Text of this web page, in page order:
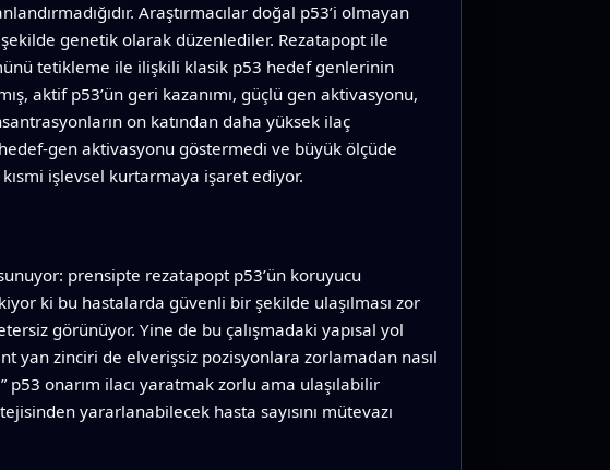
Araştırmacılar doğal p53’i olmayan
genetik olarak düzenlediler. Rezatapopt ile
tetikleme ile ilişkili klasik p53 hedef genlerinin
aktif p53’ün geri kazanımı, güçlü gen aktivasyonu,
on katından daha yüksek ilaç
gen aktivasyonu göstermedi ve büyük ölçüde
işlevsel kurtarmaya işaret ediyor.
prensipte rezatapopt p53’ün koruyucu
ki bu hastalarda güvenli bir şekilde ulaşılması zor
görünüyor. Yine de bu çalışmadaki yapısal yol
yan zinciri de elverişsiz pozisyonlara zorlamadan nasıl
onarım ilacı yaratmak zorlu ama ulaşılabilir
yararlanabilecek hasta sayısını mütevazı